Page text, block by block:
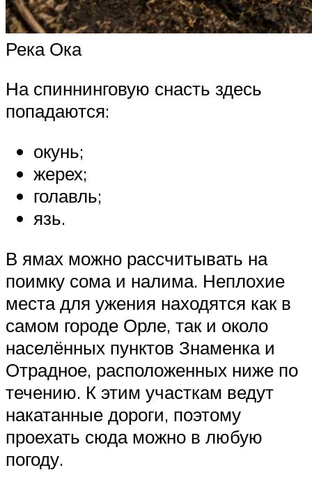
Река Ока
На спиннинговую снасть здесь
попадаются:
окунь;
жерех;
голавль;
язь.
В ямах можно рассчитывать на
поимку сома и налима. Неплохие
места для ужения находятся как в
самом городе Орле, так и около
населённых пунктов Знаменка и
Отрадное, расположенных ниже по
течению. К этим участкам ведут
накатанные дороги, поэтому
проехать сюда можно в любую
погоду.